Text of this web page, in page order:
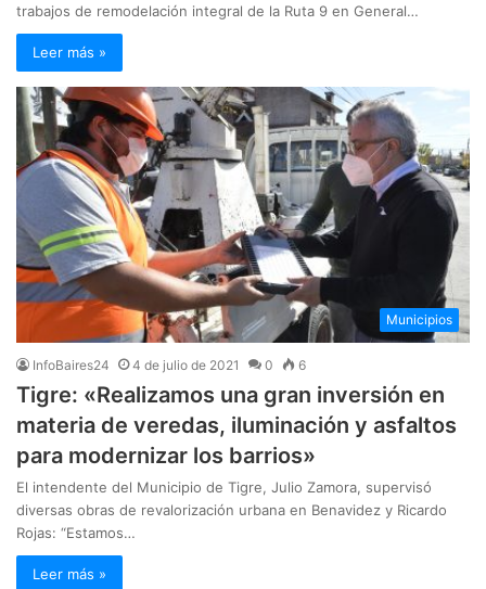
trabajos de remodelación integral de la Ruta 9 en General…
Leer más »
Municipios
InfoBaires24 4 de julio de 2021 0 6
Tigre: «Realizamos una gran inversión en
materia de veredas, iluminación y asfaltos
para modernizar los barrios»
El intendente del Municipio de Tigre, Julio Zamora, supervisó
diversas obras de revalorización urbana en Benavidez y Ricardo
Rojas: “Estamos…
Leer más »